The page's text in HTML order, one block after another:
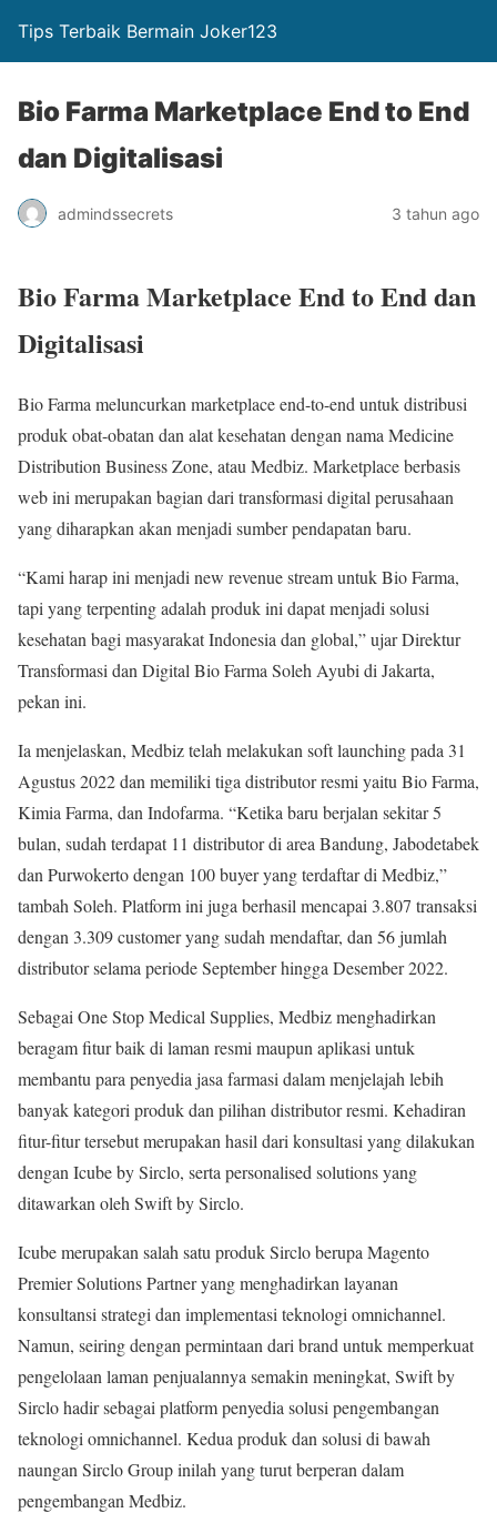
Tips Terbaik Bermain Joker123
Bio Farma Marketplace End to End
dan Digitalisasi
admindssecrets 3 tahun ago
Bio Farma Marketplace End to End dan
Digitalisasi
Bio Farma meluncurkan marketplace end-to-end untuk distribusi
produk obat-obatan dan alat kesehatan dengan nama Medicine
Distribution Business Zone, atau Medbiz. Marketplace berbasis
web ini merupakan bagian dari transformasi digital perusahaan
yang diharapkan akan menjadi sumber pendapatan baru.
“Kami harap ini menjadi new revenue stream untuk Bio Farma,
tapi yang terpenting adalah produk ini dapat menjadi solusi
kesehatan bagi masyarakat Indonesia dan global,” ujar Direktur
Transformasi dan Digital Bio Farma Soleh Ayubi di Jakarta,
pekan ini.
Ia menjelaskan, Medbiz telah melakukan soft launching pada 31
Agustus 2022 dan memiliki tiga distributor resmi yaitu Bio Farma,
Kimia Farma, dan Indofarma. “Ketika baru berjalan sekitar 5
bulan, sudah terdapat 11 distributor di area Bandung, Jabodetabek
dan Purwokerto dengan 100 buyer yang terdaftar di Medbiz,”
tambah Soleh. Platform ini juga berhasil mencapai 3.807 transaksi
dengan 3.309 customer yang sudah mendaftar, dan 56 jumlah
distributor selama periode September hingga Desember 2022.
Sebagai One Stop Medical Supplies, Medbiz menghadirkan
beragam fitur baik di laman resmi maupun aplikasi untuk
membantu para penyedia jasa farmasi dalam menjelajah lebih
banyak kategori produk dan pilihan distributor resmi. Kehadiran
fitur-fitur tersebut merupakan hasil dari konsultasi yang dilakukan
dengan Icube by Sirclo, serta personalised solutions yang
ditawarkan oleh Swift by Sirclo.
Icube merupakan salah satu produk Sirclo berupa Magento
Premier Solutions Partner yang menghadirkan layanan
konsultansi strategi dan implementasi teknologi omnichannel.
Namun, seiring dengan permintaan dari brand untuk memperkuat
pengelolaan laman penjualannya semakin meningkat, Swift by
Sirclo hadir sebagai platform penyedia solusi pengembangan
teknologi omnichannel. Kedua produk dan solusi di bawah
naungan Sirclo Group inilah yang turut berperan dalam
pengembangan Medbiz.